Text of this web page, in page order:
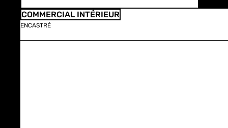
COMMERCIAL INTÉRIEUR
ENCASTRÉ